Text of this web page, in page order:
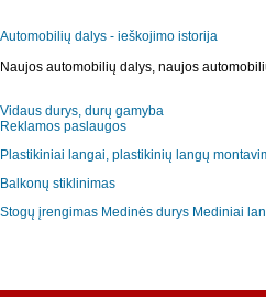
Automobilių dalys - ieškojimo istorija
Naujos automobilių dalys, naujos
Vidaus durys, durų gamyba
Reklamos paslaugos
Plastikiniai langai, plastikinių langų
Balkonų stiklinimas
Stogų įrengimas Medinės durys Mediniai